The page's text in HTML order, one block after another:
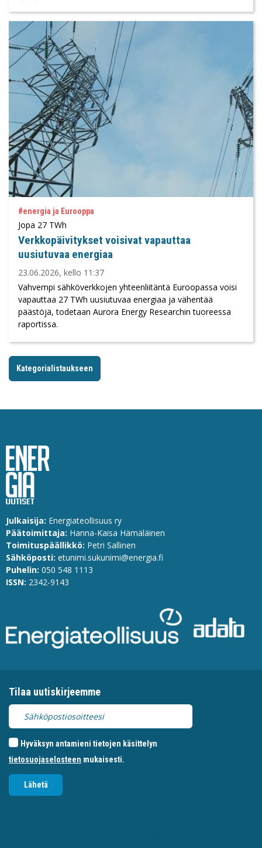
#energia ja Eurooppa
Jopa 27 TWh
Verkkopäivitykset voisivat vapauttaa
uusiutuvaa energiaa
23.06.2026, kello 11:37
Vahvempi sähköverkkojen yhteenliitäntä Euroopassa voisi
vapauttaa 27 TWh uusiutuvaa energiaa ja vähentää
päästöjä, todetaan Aurora Energy Researchin tuoreessa
raportissa.
Kategorialistaukseen
Julkaisija: Energiateollisuus ry
Päätoimittaja: Hanna-Kaisa Hämäläinen
Toimituspäällikkö: Petri Sallinen
Sähköposti: etunimi.sukunimi@energia.fi
Puhelin: 050 548 1113
ISSN: 2342-9143
Tilaa uutiskirjeemme
Hyväksyn antamieni tietojen käsittelyn
tietosuojaselosteen mukaisesti.
Lähetä